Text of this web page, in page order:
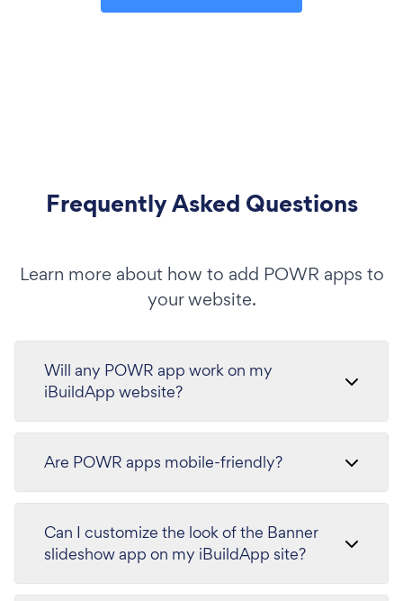
Frequently Asked Questions
Learn more about how to add POWR apps to
your website.
Will any POWR app work on my
iBuildApp website?
Are POWR apps mobile-friendly?
Can I customize the look of the Banner
slideshow app on my iBuildApp site?